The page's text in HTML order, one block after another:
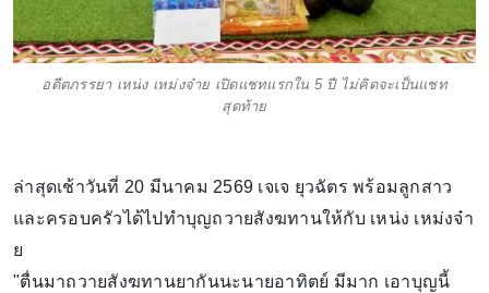
อดีตภรรยา เหน่ง เหม่งจ๋าย เปิดแชทแรกใน 5 ปี ไม่คิดจะเป็นแชท
สุดท้าย
ล่าสุดเช้าวันที่ 20 มีนาคม 2569 เจเจ ยุวฉัตร พร้อมลูกสาว
และครอบครัวได้ไปทำบุญถวายสังฆทานให้กับ เหน่ง เหม่งจ๋า
ย
"ตื่นมาถวายสังฆทานยากันนะนายอาทิตย์ มีมาก เอาบุญนี้